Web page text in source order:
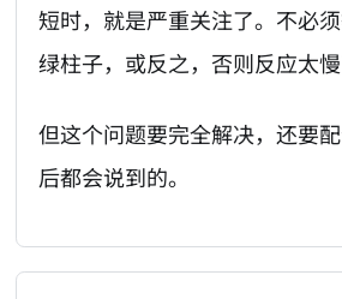
短时，就是严重关注了。不必
绿柱子，或反之，否则反应太慢
但这个问题要完全解决，还要
后都会说到的。